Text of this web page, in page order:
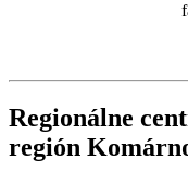
Regionálne
región